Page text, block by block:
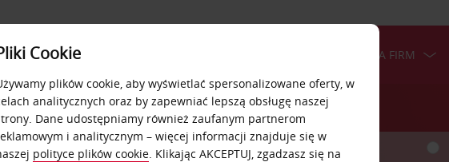
USŁUGI
OFERTA DLA FIRM
SAMOCHÓD
Cookie
plików cookie, aby wyświetlać spersonalizowane oferty, w
analitycznych oraz by zapewniać lepszą obsługę naszej
Dane udostępniamy również zaufanym partnerom
i analitycznym – więcej informacji znajduje się w
polityce plików cookie. Klikając AKCEPTUJ, zgadzasz się na